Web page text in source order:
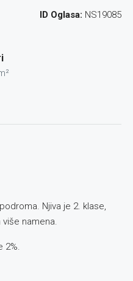
ID Oglasa: NS19085
Njiva je 2. klase,
namena.
2%.